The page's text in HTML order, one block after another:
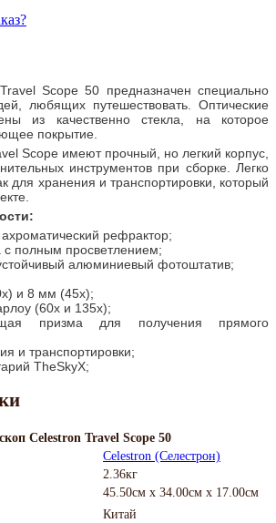
Scope 50 предназначен специально
любящих путешествовать. Оптические
из качественно стекла, на которое
покрытие.
Scope имеют прочный, но легкий корпус,
инструментов при сборке. Легко
для хранения и транспортировки, который
рефрактор;
с полным просветлением;
алюминиевый фотоштатив;
и 8 мм (45х);
(60x и 135х);
призма для получения прямого
и транспортировки;
TheSkyX;
Celestron Travel Scope 50
Celestron (Селестрон)
2.36кг
45.50см x 34.00см x 17.00см
Китай